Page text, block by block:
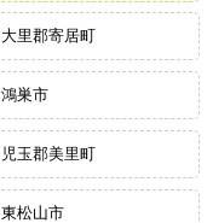
大里郡寄居町
鴻巣市
児玉郡美里町
東松山市